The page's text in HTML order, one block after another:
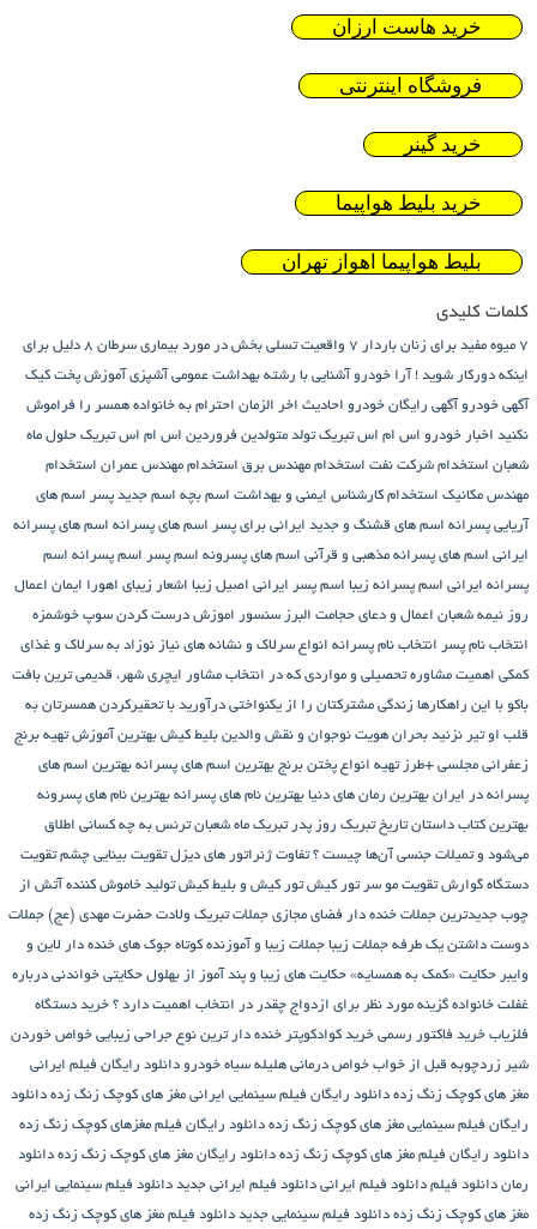
خرید هاست ارزان
فروشگاه اینترنتی
خرید گینر
خرید بلیط هواپیما
بلیط هواپیما اهواز تهران
کلمات کلیدی
7 میوه مفید برای زنان باردار 7 واقعیت تسلی بخش در مورد بیماری سرطان
8 دلیل برای
اینکه دورکار شوید ! آرا خودرو آشنایی با رشته بهداشت عمومی آشپزی آموزش پخت کیک
آگهی خودرو آگهی رایگان خودرو احادیث اخر الزمان احترام به خانواده همسر را فراموش
نکنید اخبار خودرو اس ام اس تبریک تولد متولدین فروردین اس ام اس تبریک حلول ماه
شعبان استخدام شرکت نفت استخدام مهندس برق استخدام مهندس عمران استخدام
مهندس مکانیک استخدام کارشناس ایمنی و بهداشت اسم بچه اسم جدید پسر اسم های
آریایی پسرانه اسم های قشنگ و جدید ایرانی برای پسر اسم های پسرانه اسم های پسرانه
ایرانی اسم های پسرانه مذهبی و قرآنی اسم های پسرونه اسم پسر اسم پسرانه اسم
پسرانه ایرانی اسم پسرانه زیبا اسم پسر ایرانی اصیل زیبا اشعار زیبای اهورا ایمان اعمال
روز نیمه شعبان اعمال و دعای حجامت البرز سنسور اموزش درست کردن سوپ خوشمزه
انتخاب نام پسر انتخاب نام پسرانه انواع سرلاک و نشانه های نیاز نوزاد به سرلاک و غذای
کمکی اهمیت مشاوره تحصیلی و مواردی که در انتخاب مشاور ایچری شهر، قدیمی ترین بافت
باکو با این راهکارها زندگی مشترکتان را از یکنواختی درآورید با تحقیرکردن همسرتان به
قلب او تیر نزنید بحران هویت نوجوان و نقش والدین بلیط کیش بهترین آموزش تهیه برنج
زعفرانی مجلسی +طرز تهیه انواع پختن برنج بهترین اسم های پسرانه بهترین اسم های
پسرانه در ایران بهترین رمان های دنیا بهترین نام های پسرانه بهترین نام های پسرونه
بهترین کتاب داستان تاریخ تبریک روز پدر تبریک ماه شعبان ترنس به چه کسانی اطلاق
می‌شود و تمیلات جنسی آن‌ها چیست ؟ تفاوت ژنراتور های دیزل تقویت بینایی چشم تقویت
دستگاه گوارش تقویت مو سر تور کیش تور کیش و بلیط کیش تولید خاموش کننده آتش از
چوب جدیدترین جملات خنده دار فضای مجازی جملات تبریک ولادت حضرت مهدی (عج) جملات
دوست داشتن یک طرفه جملات زیبا جملات زیبا و آموزنده کوتاه جوک های خنده دار لاین و
وایبر حکایت «کمک به همسایه» حکایت های زیبا و پند آموز از بهلول حکایتی خواندنی درباره
غفلت خانواده گزینه مورد نظر برای ازدواج چقدر در انتخاب اهمیت دارد ؟ خرید دستگاه
فلزیاب خرید فاکتور رسمی خرید کوادکوپتر خنده دار ترین نوع جراحی زیبایی خواص خوردن
شیر زردچوبه قبل از خواب خواص درمانی هلیله سیاه خودرو دانلود رایگان فیلم ایرانی
مغز های کوچک زنگ زده دانلود رایگان فیلم سینمایی ایرانی مغز های کوچک زنگ زده دانلود
رایگان فیلم سینمایی مغز های کوچک زنگ زده دانلود رایگان فیلم مغزهای کوچک زنگ زده
دانلود رایگان فیلم مغز های کوچک زنگ زده دانلود رایگان مغز های کوچک زنگ زده دانلود
رمان دانلود فیلم دانلود فیلم ایرانی دانلود فیلم ایرانی جدید دانلود فیلم سینمایی ایرانی
مغز های کوچک زنگ زده دانلود فیلم سینمایی جدید دانلود فیلم مغز های کوچک زنگ زده